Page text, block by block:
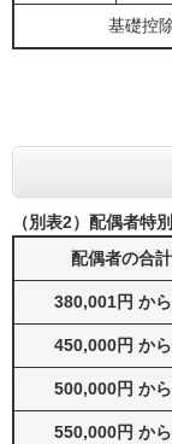
基礎控
（別表2）配偶者特
配偶者の合
380,001円 か
450,000円 か
500,000円 か
550,000円 か